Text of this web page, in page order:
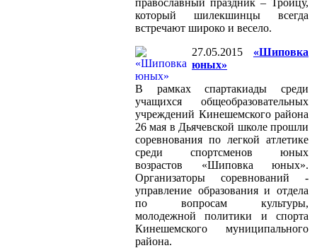
православный праздник – Троицу,
который шилекшинцы всегда
встречают широко и весело.
27.05.2015
«Шиповка
юных»
В рамках спартакиады среди
учащихся общеобразовательных
учреждений Кинешемского района
26 мая в Дьячевской школе прошли
соревнования по легкой атлетике
среди спортсменов юных
возрастов «Шиповка юных».
Организаторы соревнований -
управление образования и отдела
по вопросам культуры,
молодежной политики и спорта
Кинешемского муниципального
района.